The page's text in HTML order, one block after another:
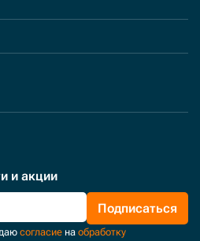
и акции
Подписаться
согласие на обработку